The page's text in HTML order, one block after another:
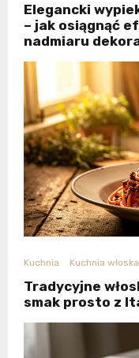
Elegancki
– jak osiągnąć
nadmiaru
Kuchnia Kuchnia włoska
Tradycyjne
smak prosto z